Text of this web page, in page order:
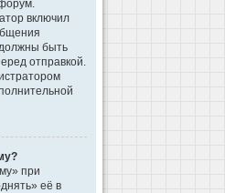
включил
быть
отправкой.
при
её в